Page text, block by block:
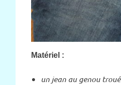
Matériel :
un jean au genou troué